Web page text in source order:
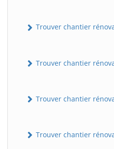
Trouver chantier
Trouver chantier
Trouver chantier
Trouver chantier